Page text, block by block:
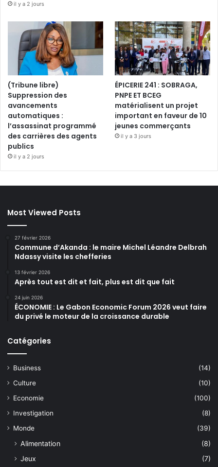
il y a 2 jours
(Tribune libre)
Suppression des
avancements
automatiques :
l’assassinat programmé
des carrières des agents
publics
il y a 2 jours
ÉPICERIE 241 : SOBRAGA,
PNPE ET BCEG
matérialisent un projet
important en faveur de 10
jeunes commerçants
il y a 3 jours
Most Viewed Posts
27 février 2026
Commune d’Akanda : le maire Michel Léandre Delbrah
Ndassy visite les chefferies
13 février 2026
Après tout est dit et fait, plus est dit que fait
24 juin 2026
ÉCONOMIE : Le Gabon Economic Forum 2026 veut faire
du privé le moteur de la croissance durable
Catégories
Business
(14)
Culture
(10)
Economie
(100)
Investigation
(8)
Monde
(39)
Alimentation
(8)
Jeux
(7)